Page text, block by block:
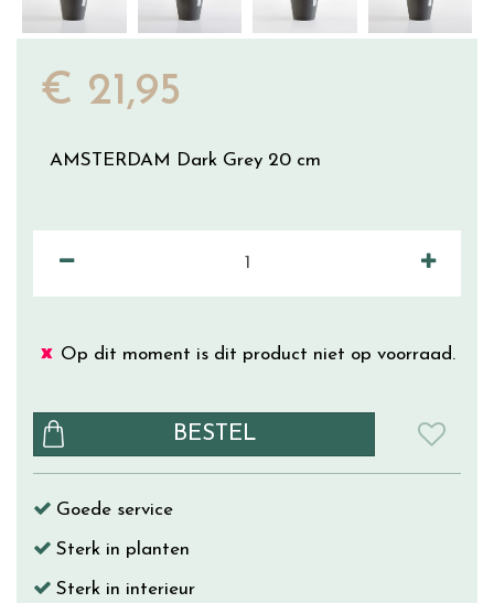
€ 21,95
AMSTERDAM Dark Grey 20 cm
Op dit moment is dit product niet op voorraad.
Goede service
Sterk in planten
Sterk in interieur